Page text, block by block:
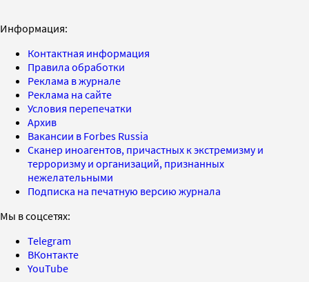
Информация:
Контактная информация
Правила обработки
Реклама в журнале
Реклама на сайте
Условия перепечатки
Архив
Вакансии в Forbes Russia
Сканер иноагентов, причастных к экстремизму и
терроризму и организаций, признанных
нежелательными
Подписка на печатную версию журнала
Мы в соцсетях:
Telegram
ВКонтакте
YouTube